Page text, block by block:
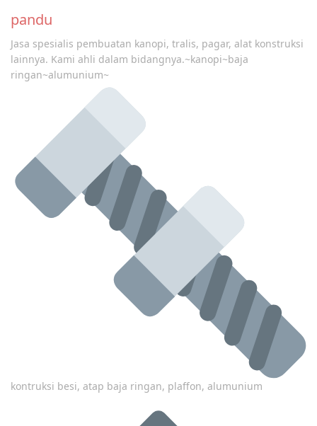
navigation
pandu
Jasa spesialis pembuatan kanopi, tralis, pagar, alat konstruksi
lainnya. Kami ahli dalam bidangnya.~kanopi~baja
ringan~alumunium~
kontruksi besi, atap baja ringan, plaffon, alumunium